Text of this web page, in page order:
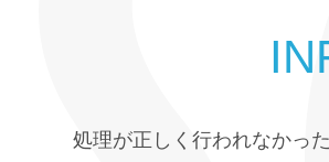
処理が正しく行われなかっ